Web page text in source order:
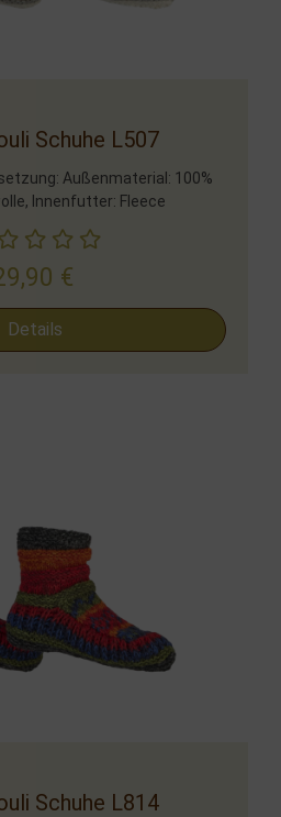
Schuhe L507
Außenmaterial: 100%
Innenfutter: Fleece
€
Details
Schuhe L814